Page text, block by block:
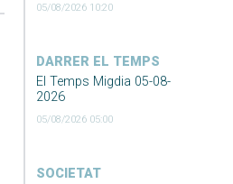
05/08/2026 10:20
DARRER EL TEMPS
El Temps Migdia 05-08-
2026
05/08/2026 05:00
SOCIETAT